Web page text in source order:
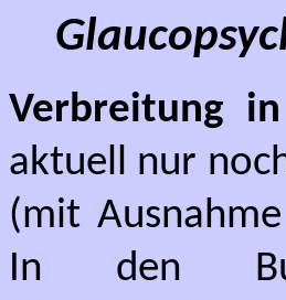
Verbreitung
aktuell nur
(mit
In den